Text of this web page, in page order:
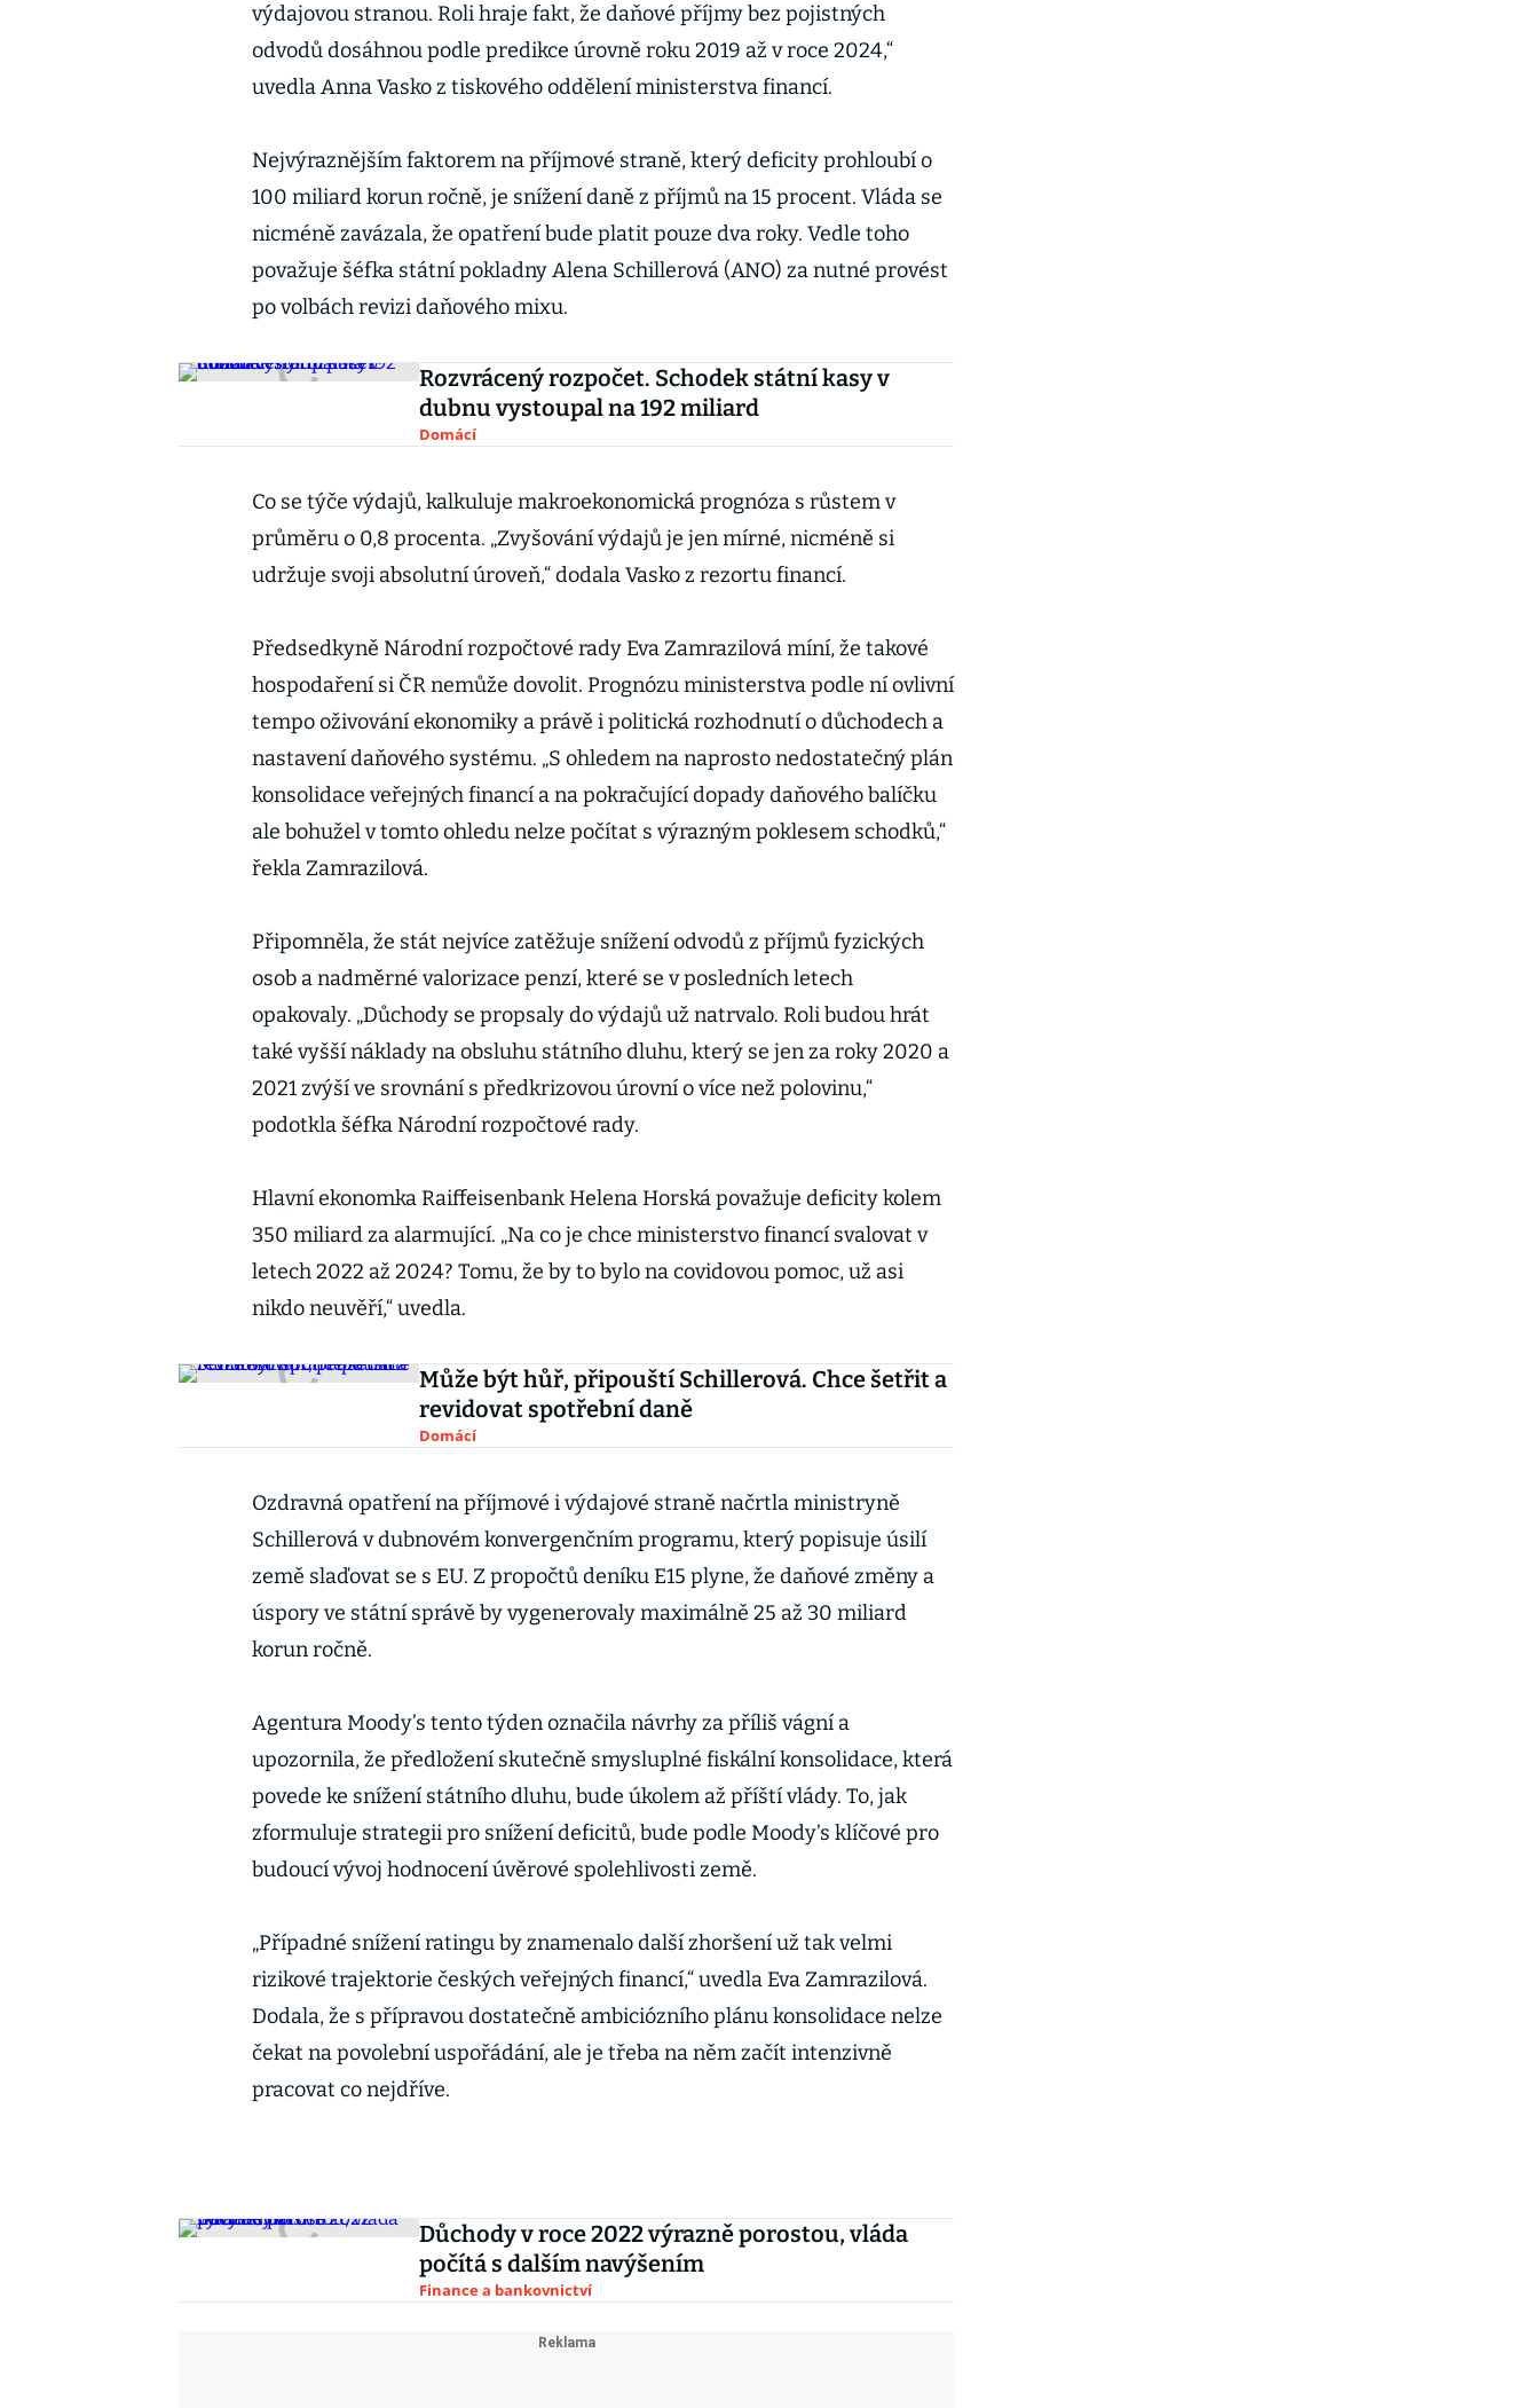
výdajovou stranou. Roli hraje fakt, že daňové příjmy bez pojistných
odvodů dosáhnou podle predikce úrovně roku 2019 až v roce 2024,“
uvedla Anna Vasko z tiskového oddělení ministerstva financí.
Nejvýraznějším faktorem na příjmové straně, který deficity prohloubí o
100 miliard korun ročně, je snížení daně z příjmů na 15 procent. Vláda se
nicméně zavázala, že opatření bude platit pouze dva roky. Vedle toho
považuje šéfka státní pokladny Alena Schillerová (ANO) za nutné provést
po volbách revizi daňového mixu.
Rozvrácený rozpočet. Schodek státní kasy v
dubnu vystoupal na 192 miliard
Domácí
Co se týče výdajů, kalkuluje makroekonomická prognóza s růstem v
průměru o 0,8 procenta. „Zvyšování výdajů je jen mírné, nicméně si
udržuje svoji absolutní úroveň,“ dodala Vasko z rezortu financí.
Předsedkyně Národní rozpočtové rady Eva Zamrazilová míní, že takové
hospodaření si ČR nemůže dovolit. Prognózu ministerstva podle ní ovlivní
tempo oživování ekonomiky a právě i politická rozhodnutí o důchodech a
nastavení daňového systému. „S ohledem na naprosto nedostatečný plán
konsolidace veřejných financí a na pokračující dopady daňového balíčku
ale bohužel v tomto ohledu nelze počítat s výrazným poklesem schodků,“
řekla Zamrazilová.
Připomněla, že stát nejvíce zatěžuje snížení odvodů z příjmů fyzických
osob a nadměrné valorizace penzí, které se v posledních letech
opakovaly. „Důchody se propsaly do výdajů už natrvalo. Roli budou hrát
také vyšší náklady na obsluhu státního dluhu, který se jen za roky 2020 a
2021 zvýší ve srovnání s předkrizovou úrovní o více než polovinu,“
podotkla šéfka Národní rozpočtové rady.
Hlavní ekonomka Raiffeisenbank Helena Horská považuje deficity kolem
350 miliard za alarmující. „Na co je chce ministerstvo financí svalovat v
letech 2022 až 2024? Tomu, že by to bylo na covidovou pomoc, už asi
nikdo neuvěří,“ uvedla.
Může být hůř, připouští Schillerová. Chce šetřit a
revidovat spotřební daně
Domácí
Ozdravná opatření na příjmové i výdajové straně načrtla ministryně
Schillerová v dubnovém konvergenčním programu, který popisuje úsilí
země slaďovat se s EU. Z propočtů deníku E15 plyne, že daňové změny a
úspory ve státní správě by vygenerovaly maximálně 25 až 30 miliard
korun ročně.
Agentura Moody’s tento týden označila návrhy za příliš vágní a
upozornila, že předložení skutečně smysluplné fiskální konsolidace, která
povede ke snížení státního dluhu, bude úkolem až příští vlády. To, jak
zformuluje strategii pro snížení deficitů, bude podle Moody’s klíčové pro
budoucí vývoj hodnocení úvěrové spolehlivosti země.
„Případné snížení ratingu by znamenalo další zhoršení už tak velmi
rizikové trajektorie českých veřejných financí,“ uvedla Eva Zamrazilová.
Dodala, že s přípravou dostatečně ambiciózního plánu konsolidace nelze
čekat na povolební uspořádání, ale je třeba na něm začít intenzivně
pracovat co nejdříve.
Důchody v roce 2022 výrazně porostou, vláda
počítá s dalším navýšením
Finance a bankovnictví